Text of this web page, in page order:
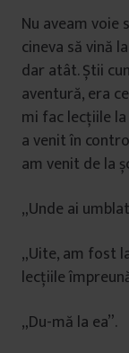
Nu aveam voie
cineva să vină
dar atât. Știi
aventură, era
mi fac lecțiile
a venit în
am venit de la
„Unde ai
„Uite, am fost
lecțiile
„Du-mă la ea”.